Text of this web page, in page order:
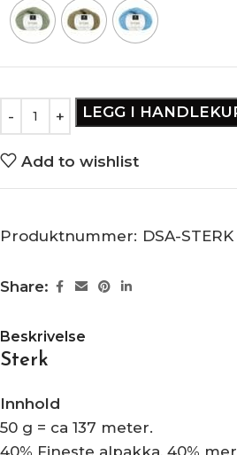
LEGG I
Add to wishlist
Produktnummer: DSA-STERK
Share:
Beskrivelse
Sterk
Innhold
50 g = ca 137 meter.
40% Fineste alpakka, 40%